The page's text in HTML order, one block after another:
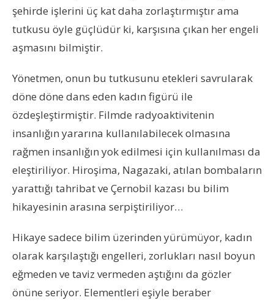
şehirde işlerini üç kat daha zorlaştırmıştır ama
tutkusu öyle güçlüdür ki, karşısına çıkan her engeli
aşmasını bilmiştir.
Yönetmen, onun bu tutkusunu etekleri savrularak
döne döne dans eden kadın figürü ile
özdeşleştirmiştir. Filmde radyoaktivitenin
insanlığın yararına kullanılabilecek olmasına
rağmen insanlığın yok edilmesi için kullanılması da
eleştiriliyor. Hiroşima, Nagazaki, atılan bombaların
yarattığı tahribat ve Çernobil kazası bu bilim
hikayesinin arasına serpiştiriliyor…
Hikaye sadece bilim üzerinden yürümüyor, kadın
olarak karşılaştığı engelleri, zorlukları nasıl boyun
eğmeden ve taviz vermeden aştığını da gözler
önüne seriyor. Elementleri eşiyle beraber